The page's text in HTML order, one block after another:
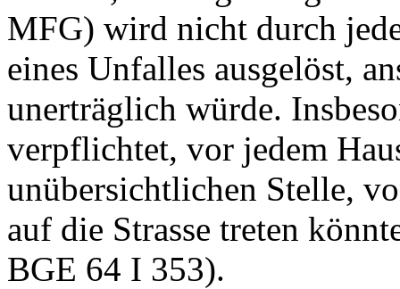
MFG) wird nicht durch
eines Unfalles ausgelöst,
unerträglich würde.
verpflichtet, vor jedem
unübersichtlichen Stelle,
auf die Strasse treten
BGE 64 I 353).